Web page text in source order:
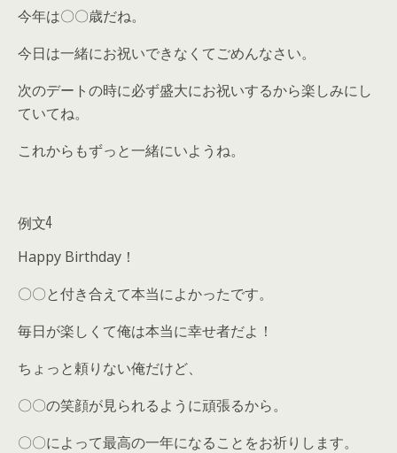
今年は〇〇歳だね。
今日は一緒にお祝いできなくてごめんなさい。
次のデートの時に必ず盛大にお祝いするから楽しみにし
ていてね。
これからもずっと一緒にいようね。
例文4
Happy Birthday！
〇〇と付き合えて本当によかったです。
毎日が楽しくて俺は本当に幸せ者だよ！
ちょっと頼りない俺だけど、
〇〇の笑顔が見られるように頑張るから。
〇〇によって最高の一年になることをお祈りします。